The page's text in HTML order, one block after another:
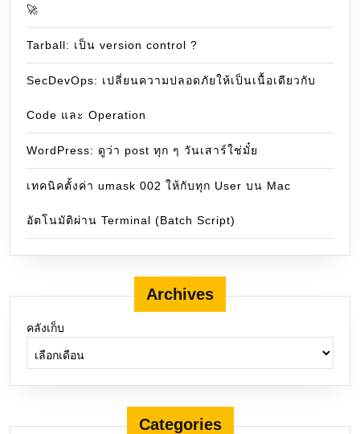
🚀
Tarball: เป็น version control ?
SecDevOps: เปลี่ยนความปลอดภัยให้เป็นเนื้อเดียวกับ
Code และ Operation
WordPress: ดูว่า post ทุก ๆ วันเสาร์ใช่มั๋ย
เทคนิคตั้งค่า umask 002 ให้กับทุก User บน Mac
อัตโนมัติผ่าน Terminal (Batch Script)
Archives
คลังเก็บ
Categories